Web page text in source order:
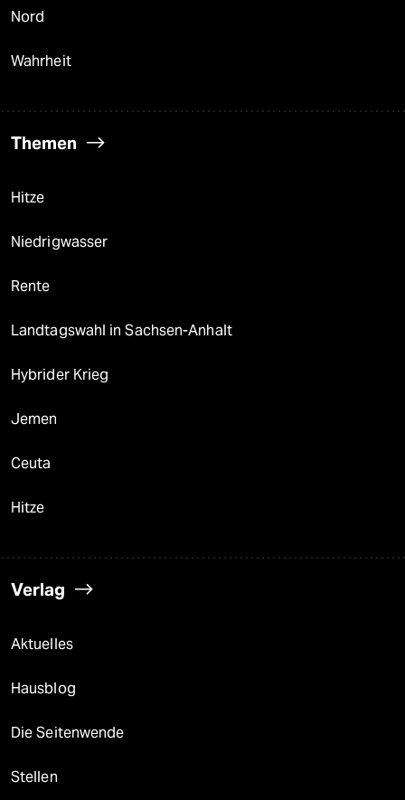
Nord
Wahrheit
Themen
Hitze
Niedrigwasser
Rente
Landtagswahl in Sachsen-Anhalt
Hybrider Krieg
Jemen
Ceuta
Hitze
Verlag
Aktuelles
Hausblog
Die Seitenwende
Stellen